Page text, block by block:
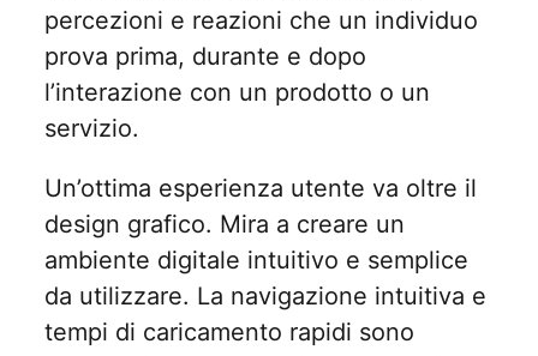
percezioni e reazioni che un individuo
prova prima, durante e dopo
l’interazione con un prodotto o un
servizio.
Un’ottima esperienza utente va oltre il
design grafico. Mira a creare un
ambiente digitale intuitivo e semplice
da utilizzare. La navigazione intuitiva e
tempi di caricamento rapidi sono